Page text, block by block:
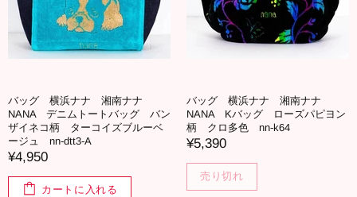
バッグ 横浜ナナ 湘南ナナ
NANA デニムトートバッグ バン
ザイネコ柄 ターコイズブルーベ
ージュ nn-dtt3-A
¥4,950
カートに入れる
バッグ 横浜ナナ 湘南ナナ
NANA Kバッグ ローズパピヨン
柄 クロ多色 nn-k64
¥5,390
売り切れ